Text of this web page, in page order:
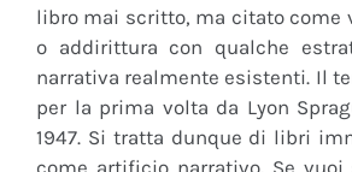
libro mai scritto, ma citato come
o addirittura con qualche
narrativa realmente esistenti. Il
per la prima volta da Lyon
1947. Si tratta dunque di libri
come artificio narrativo. Se